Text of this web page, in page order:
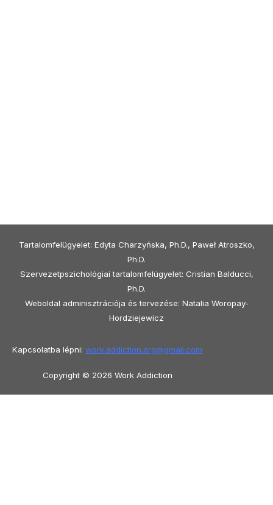
Tartalomfelügyelet: Edyta Charzyńska, Ph.D., Paweł Atroszko,
Ph.D.
Szervezetpszichológiai tartalomfelügyelet: Cristian Balducci,
Ph.D.
Weboldal adminisztrációja és tervezése: Natalia Woropay-
Hordziejewicz
Kapcsolatba lépni: work.addiction.org@gmail.com
Copyright © 2026 Work Addiction